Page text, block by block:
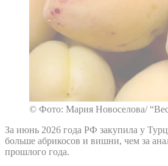
© Фото: Мария Новоселова/
За июнь 2026 года РФ закупила у
больше абрикосов и вишни, чем за
прошлого года.